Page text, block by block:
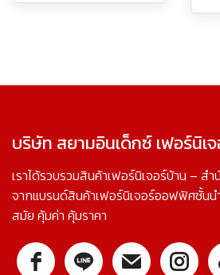
บริษัท สยามอินเด็กซ์ เฟอร์นิเ
เราได้รวบรวมสินค้าเฟอร์นิเจอร์บ้าน – ส
จากแบรนด์สินค้าเฟอร์นิเจอร์ออฟฟิศชั้น
สมัย คุ้มค่า คุ้มราคา